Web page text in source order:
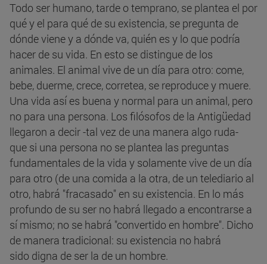
Todo ser humano, tarde o temprano, se plantea el por
qué y el para qué de su existencia, se pregunta de
dónde viene y a dónde va, quién es y lo que podría
hacer de su vida. En esto se distingue de los
animales. El animal vive de un día para otro: come,
bebe, duerme, crece, corretea, se reproduce y muere.
Una vida así es buena y normal para un animal, pero
no para una persona. Los filósofos de la Antigüedad
llegaron a decir -tal vez de una manera algo ruda-
que si una persona no se plantea las preguntas
fundamentales de la vida y solamente vive de un día
para otro (de una comida a la otra, de un telediario al
otro, habrá "fracasado" en su existencia. En lo más
profundo de su ser no habrá llegado a encontrarse a
sí mismo; no se habrá "convertido en hombre". Dicho
de manera tradicional: su existencia no habrá
sido digna de ser la de un hombre.